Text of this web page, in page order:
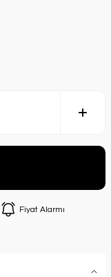
Fiyat Alarmı